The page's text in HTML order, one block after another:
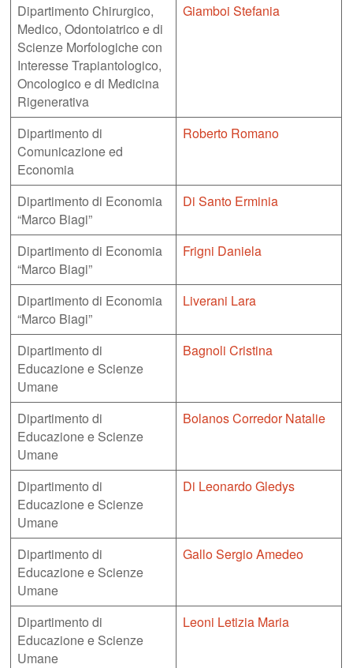
Dipartimento Chirurgico,
Medico, Odontoiatrico e di
Scienze Morfologiche con
Interesse Trapiantologico,
Oncologico e di Medicina
Rigenerativa
Giamboi Stefania
Dipartimento di
Comunicazione ed
Economia
Roberto Romano
Dipartimento di Economia
“Marco Biagi”
Di Santo Erminia
Dipartimento di Economia
“Marco Biagi”
Frigni Daniela
Dipartimento di Economia
“Marco Biagi”
Liverani Lara
Dipartimento di
Educazione e Scienze
Umane
Bagnoli Cristina
Dipartimento di
Educazione e Scienze
Umane
Bolanos Corredor Natalie
Dipartimento di
Educazione e Scienze
Umane
Di Leonardo Gledys
Dipartimento di
Educazione e Scienze
Umane
Gallo Sergio Amedeo
Dipartimento di
Educazione e Scienze
Umane
Leoni Letizia Maria